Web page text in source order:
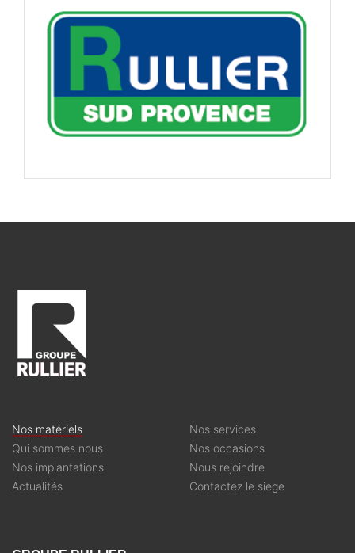
Nos matériels
Qui sommes nous
Nos implantations
Actualités
Nos services
Nos occasions
Nous rejoindre
Contactez le siege